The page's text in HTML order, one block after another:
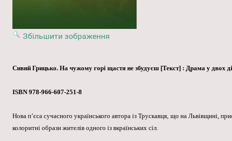
Збільшити зображення
Сивий Грицько. На чужому горі щастя не збудуєш [Текст] : Драма у двох
ISBN 978-966-607-251-8
Нова п’єса сучасного українського автора із Трускавця, що на Львівщині,
колоритні образи жителів одного із вкраїнських сіл.